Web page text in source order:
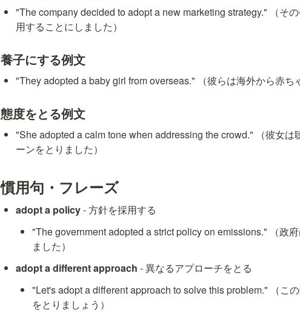
"The company decided to adopt a new marketing strategy." （そ
用することにしました）
養子にする例文
"They adopted a baby girl from overseas." （彼らは海外から赤ち
態度をとる例文
"She adopted a calm tone when addressing the crowd." （彼女は
ーンをとりました）
慣用句・フレーズ
adopt a policy - 方針を採用する
"The government adopted a strict policy on emissions." （政
ました）
adopt a different approach - 異なるアプローチをとる
"Let's adopt a different approach to solve this problem." （こ
をとりましょう）